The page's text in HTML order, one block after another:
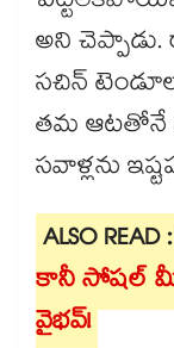
అని చెప్పాడు.
సచిన్
తమ ఆటతోనే
సవాళ్లను
ALSO READ :
కానీ సోషల్
వైభవ్!